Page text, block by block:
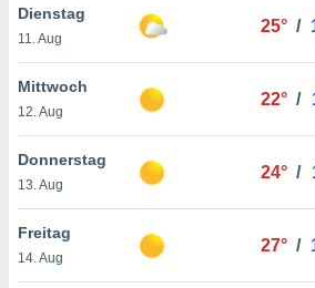
finden
. Sie
jederzeit
Rand
Dienstag
11. Aug
25° /
Mittwoch
12. Aug
22° /
Donnerstag
13. Aug
24° /
Freitag
14. Aug
27° /